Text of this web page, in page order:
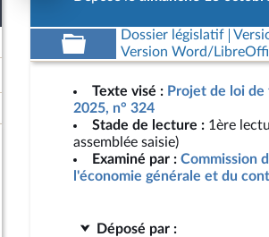
Dossier législatif
Version Word/
Texte visé : Projet de loi
2025, n° 324
Stade de lecture : 1ère
assemblée saisie)
Examiné par : Commission
l'économie générale et du
Déposé par :